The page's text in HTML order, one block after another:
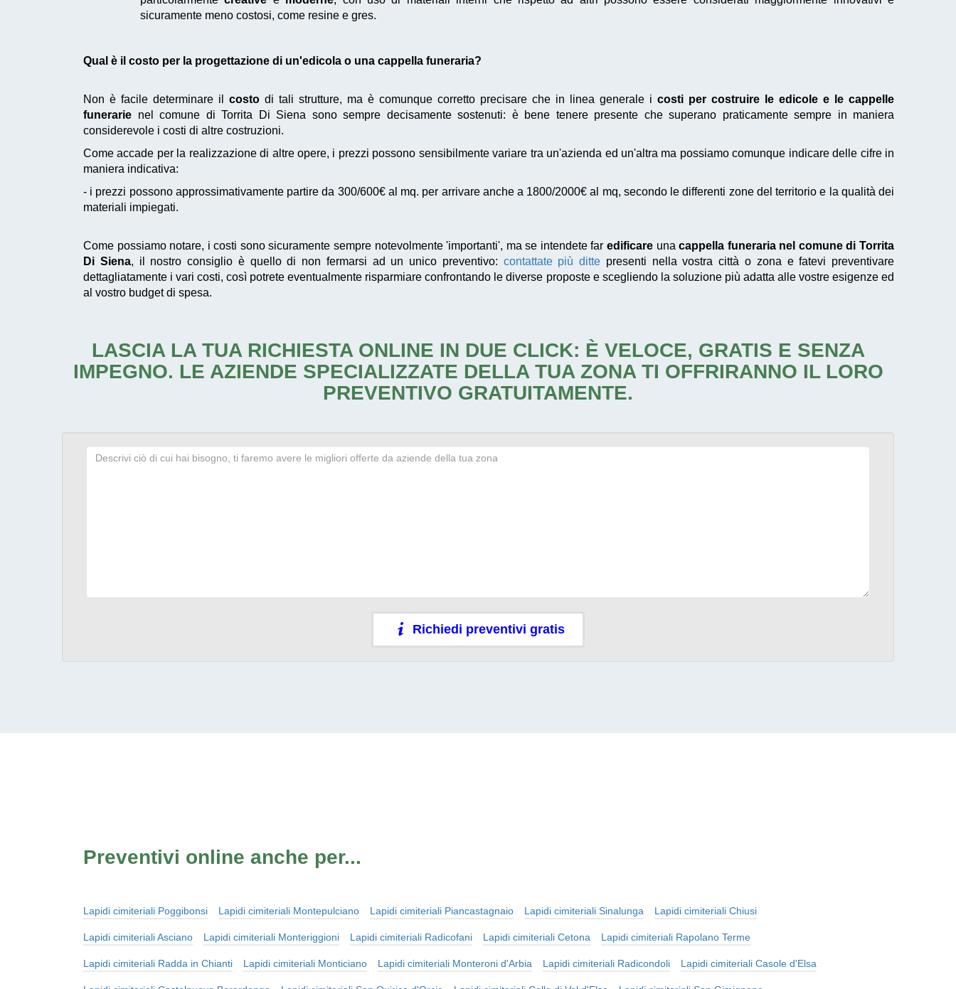
sicuramente meno costosi, come resine e gres.
Qual è il costo per la progettazione di un'edicola o una cappella funeraria?
Non è facile determinare il costo di tali strutture, ma è comunque corretto precisare che in linea generale i costi per costruire le edicole e le cappelle
funerarie nel comune di Torrita Di Siena sono sempre decisamente sostenuti: è bene tenere presente che superano praticamente sempre in maniera
considerevole i costi di altre costruzioni.
Come accade per la realizzazione di altre opere, i prezzi possono sensibilmente variare tra un'azienda ed un'altra ma possiamo comunque indicare delle cifre in
maniera indicativa:
- i prezzi possono approssimativamente partire da 300/600€ al mq. per arrivare anche a 1800/2000€ al mq, secondo le differenti zone del territorio e la qualità dei
materiali impiegati.
Come possiamo notare, i costi sono sicuramente sempre notevolmente 'importanti', ma se intendete far edificare unacappella funeraria nel comune di Torrita
Di Siena, il nostro consiglio è quello di non fermarsi ad un unico preventivo: contattate più ditte presenti nella vostra città o zona e fatevi preventivare
dettagliatamente i vari costi, così potrete eventualmente risparmiare confrontando le diverse proposte e scegliendo la soluzione più adatta alle vostre esigenze ed
al vostro budget di spesa.
LASCIA LA TUA RICHIESTA ONLINE IN DUE CLICK: È VELOCE, GRATIS E SENZA
IMPEGNO. LE AZIENDE SPECIALIZZATE DELLA TUA ZONA TI OFFRIRANNO IL LORO
PREVENTIVO GRATUITAMENTE.
Richiedi preventivi gratis
Preventivi online anche per...
Lapidi cimiteriali Poggibonsi Lapidi cimiteriali Montepulciano Lapidi cimiteriali Piancastagnaio Lapidi cimiteriali Sinalunga Lapidi cimiteriali Chiusi
Lapidi cimiteriali Asciano Lapidi cimiteriali Monteriggioni Lapidi cimiteriali Radicofani Lapidi cimiteriali Cetona Lapidi cimiteriali Rapolano Terme
Lapidi cimiteriali Radda in Chianti Lapidi cimiteriali Monticiano Lapidi cimiteriali Monteroni d'Arbia Lapidi cimiteriali Radicondoli Lapidi cimiteriali Casole d'Elsa